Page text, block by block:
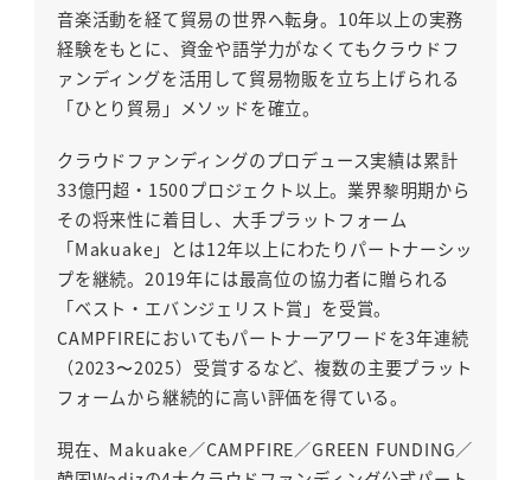
音楽活動を経て貿易の世界へ転身。10年以上の実務
経験をもとに、資金や語学力がなくてもクラウドフ
ァンディングを活用して貿易物販を立ち上げられる
「ひとり貿易」メソッドを確立。
クラウドファンディングのプロデュース実績は累計
33億円超・1500プロジェクト以上。業界黎明期から
その将来性に着目し、大手プラットフォーム
「Makuake」とは12年以上にわたりパートナーシッ
プを継続。2019年には最高位の協力者に贈られる
「ベスト・エバンジェリスト賞」を受賞。
CAMPFIREにおいてもパートナーアワードを3年連続
（2023〜2025）受賞するなど、複数の主要プラット
フォームから継続的に高い評価を得ている。
現在、Makuake／CAMPFIRE／GREEN FUNDING／